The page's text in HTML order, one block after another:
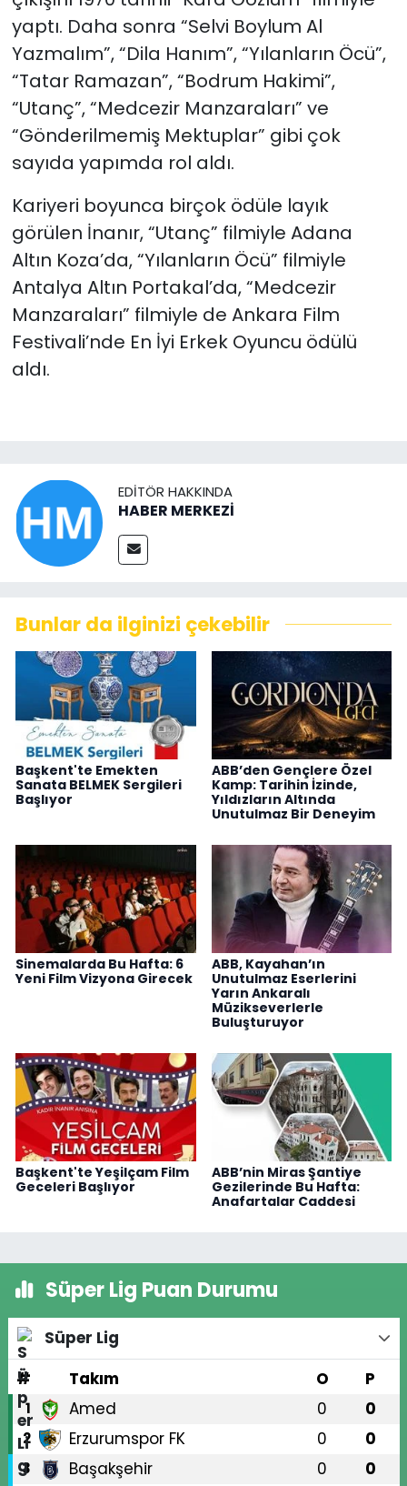
yaptı. Daha sonra “Selvi Boylum Al
Yazmalım”, “Dila Hanım”, “Yılanların Öcü”,
“Tatar Ramazan”, “Bodrum Hakimi”,
“Utanç”, “Medcezir Manzaraları” ve
“Gönderilmemiş Mektuplar” gibi çok
sayıda yapımda rol aldı.
Kariyeri boyunca birçok ödüle layık
görülen İnanır, “Utanç” filmiyle Adana
Altın Koza’da, “Yılanların Öcü” filmiyle
Antalya Altın Portakal’da, “Medcezir
Manzaraları” filmiyle de Ankara Film
Festivali’nde En İyi Erkek Oyuncu ödülü
aldı.
EDITÖR HAKKINDA
HABER MERKEZİ
Bunlar da ilginizi çekebilir
Başkent'te Emekten
Sanata BELMEK Sergileri
Başlıyor
ABB’den Gençlere Özel
Kamp: Tarihin İzinde,
Yıldızların Altında
Unutulmaz Bir Deneyim
Sinemalarda Bu Hafta: 6
Yeni Film Vizyona Girecek
ABB, Kayahan’ın
Unutulmaz Eserlerini
Yarın Ankaralı
Müzikseverlerle
Buluşturuyor
Başkent'te Yeşilçam Film
Geceleri Başlıyor
ABB’nin Miras Şantiye
Gezilerinde Bu Hafta:
Anafartalar Caddesi
Süper Lig Puan Durumu
Süper Lig
#
Takım O P
1 Amed 0 0
2 Erzurumspor FK 0 0
3 Başakşehir 0 0